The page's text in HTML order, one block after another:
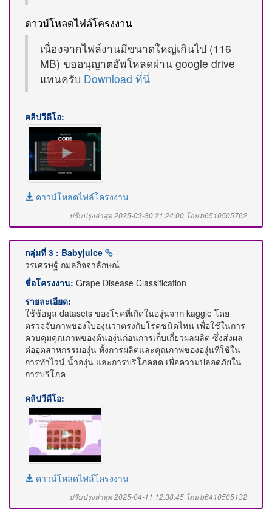
ดาวน์โหลดไฟล์โครงงาน
เนื่องจากไฟล์งานมีขนาดใหญ่เกินไป (116
MB) ขออนุญาตอัพโหลดผ่าน google drive
แทนครับ Download ที่นี่
คลิปวีดีโอ:
ดาวน์โหลดไฟล์โครงงาน
ปรับปรุงล่าสุด 2025-03-30 21:24:00 โดย b6510505762
กลุ่มที่ 3 : Babyjuice
วรเศรษฐ์ กมลกิจจาลักษณ์
ชื่อโครงงาน: Grape Disease Classification
รายละเอียด:
ใช้ข้อมูล datasets ของโรคที่เกิดในองุ่นจาก kaggle โดย
ตรวจจับภาพของใบองุ่นว่าตรงกับโรคชนิดไหน เพื่อใช้ในการ
ควบคุมคุณภาพของต้นองุ่นก่อนการเก็บเกี่ยวผลผลิต ซึ่งส่งผล
ต่ออุตสาหกรรมองุ่น ทั้งการผลิตและคุณภาพขององุ่นที่ใช้ใน
การทำไวน์ น้ำองุ่น และการบริโภคสด เพื่อความปลอดภัยใน
การบริโภค
คลิปวีดีโอ:
ดาวน์โหลดไฟล์โครงงาน
ปรับปรุงล่าสุด 2025-04-11 12:38:45 โดย b6410505132